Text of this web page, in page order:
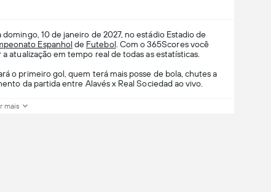
10 de janeiro de 2027, no estádio Estadio de
Espanhol de Futebol . Com o 365Scores você
atualização em tempo real de todas as estatísticas.
o primeiro gol, quem terá mais posse de bola, chutes a
da partida entre Alavés x Real Sociedad ao vivo.
mais